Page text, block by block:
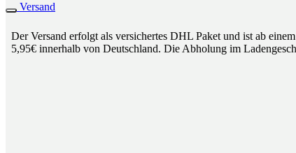
Versand
Der Versand erfolgt als versichertes DHL Paket und ist ab
5,95€ innerhalb von Deutschland. Die Abholung im